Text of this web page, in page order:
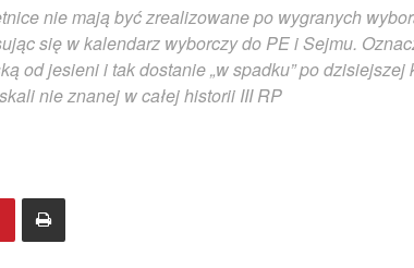
nie mają być zrealizowane po wygranych
się w kalendarz wyborczy do PE i Sejmu.
od jesieni i tak dostanie „w spadku” po dzisiejszej
nie znanej w całej historii III RP